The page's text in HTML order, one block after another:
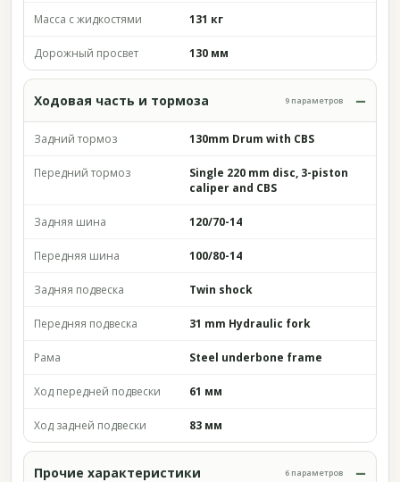
Масса с жидкостями 131 кг
Дорожный просвет 130 мм
Ходовая часть и тормоза 9 параметров
Задний тормоз 130mm Drum with CBS
Передний тормоз
Single 220 mm disc, 3-piston
caliper and CBS
Задняя шина 120/70-14
Передняя шина 100/80-14
Задняя подвеска Twin shock
Передняя подвеска 31 mm Hydraulic fork
Рама Steel underbone frame
Ход передней подвески 61 мм
Ход задней подвески 83 мм
Прочие характеристики 6 параметров